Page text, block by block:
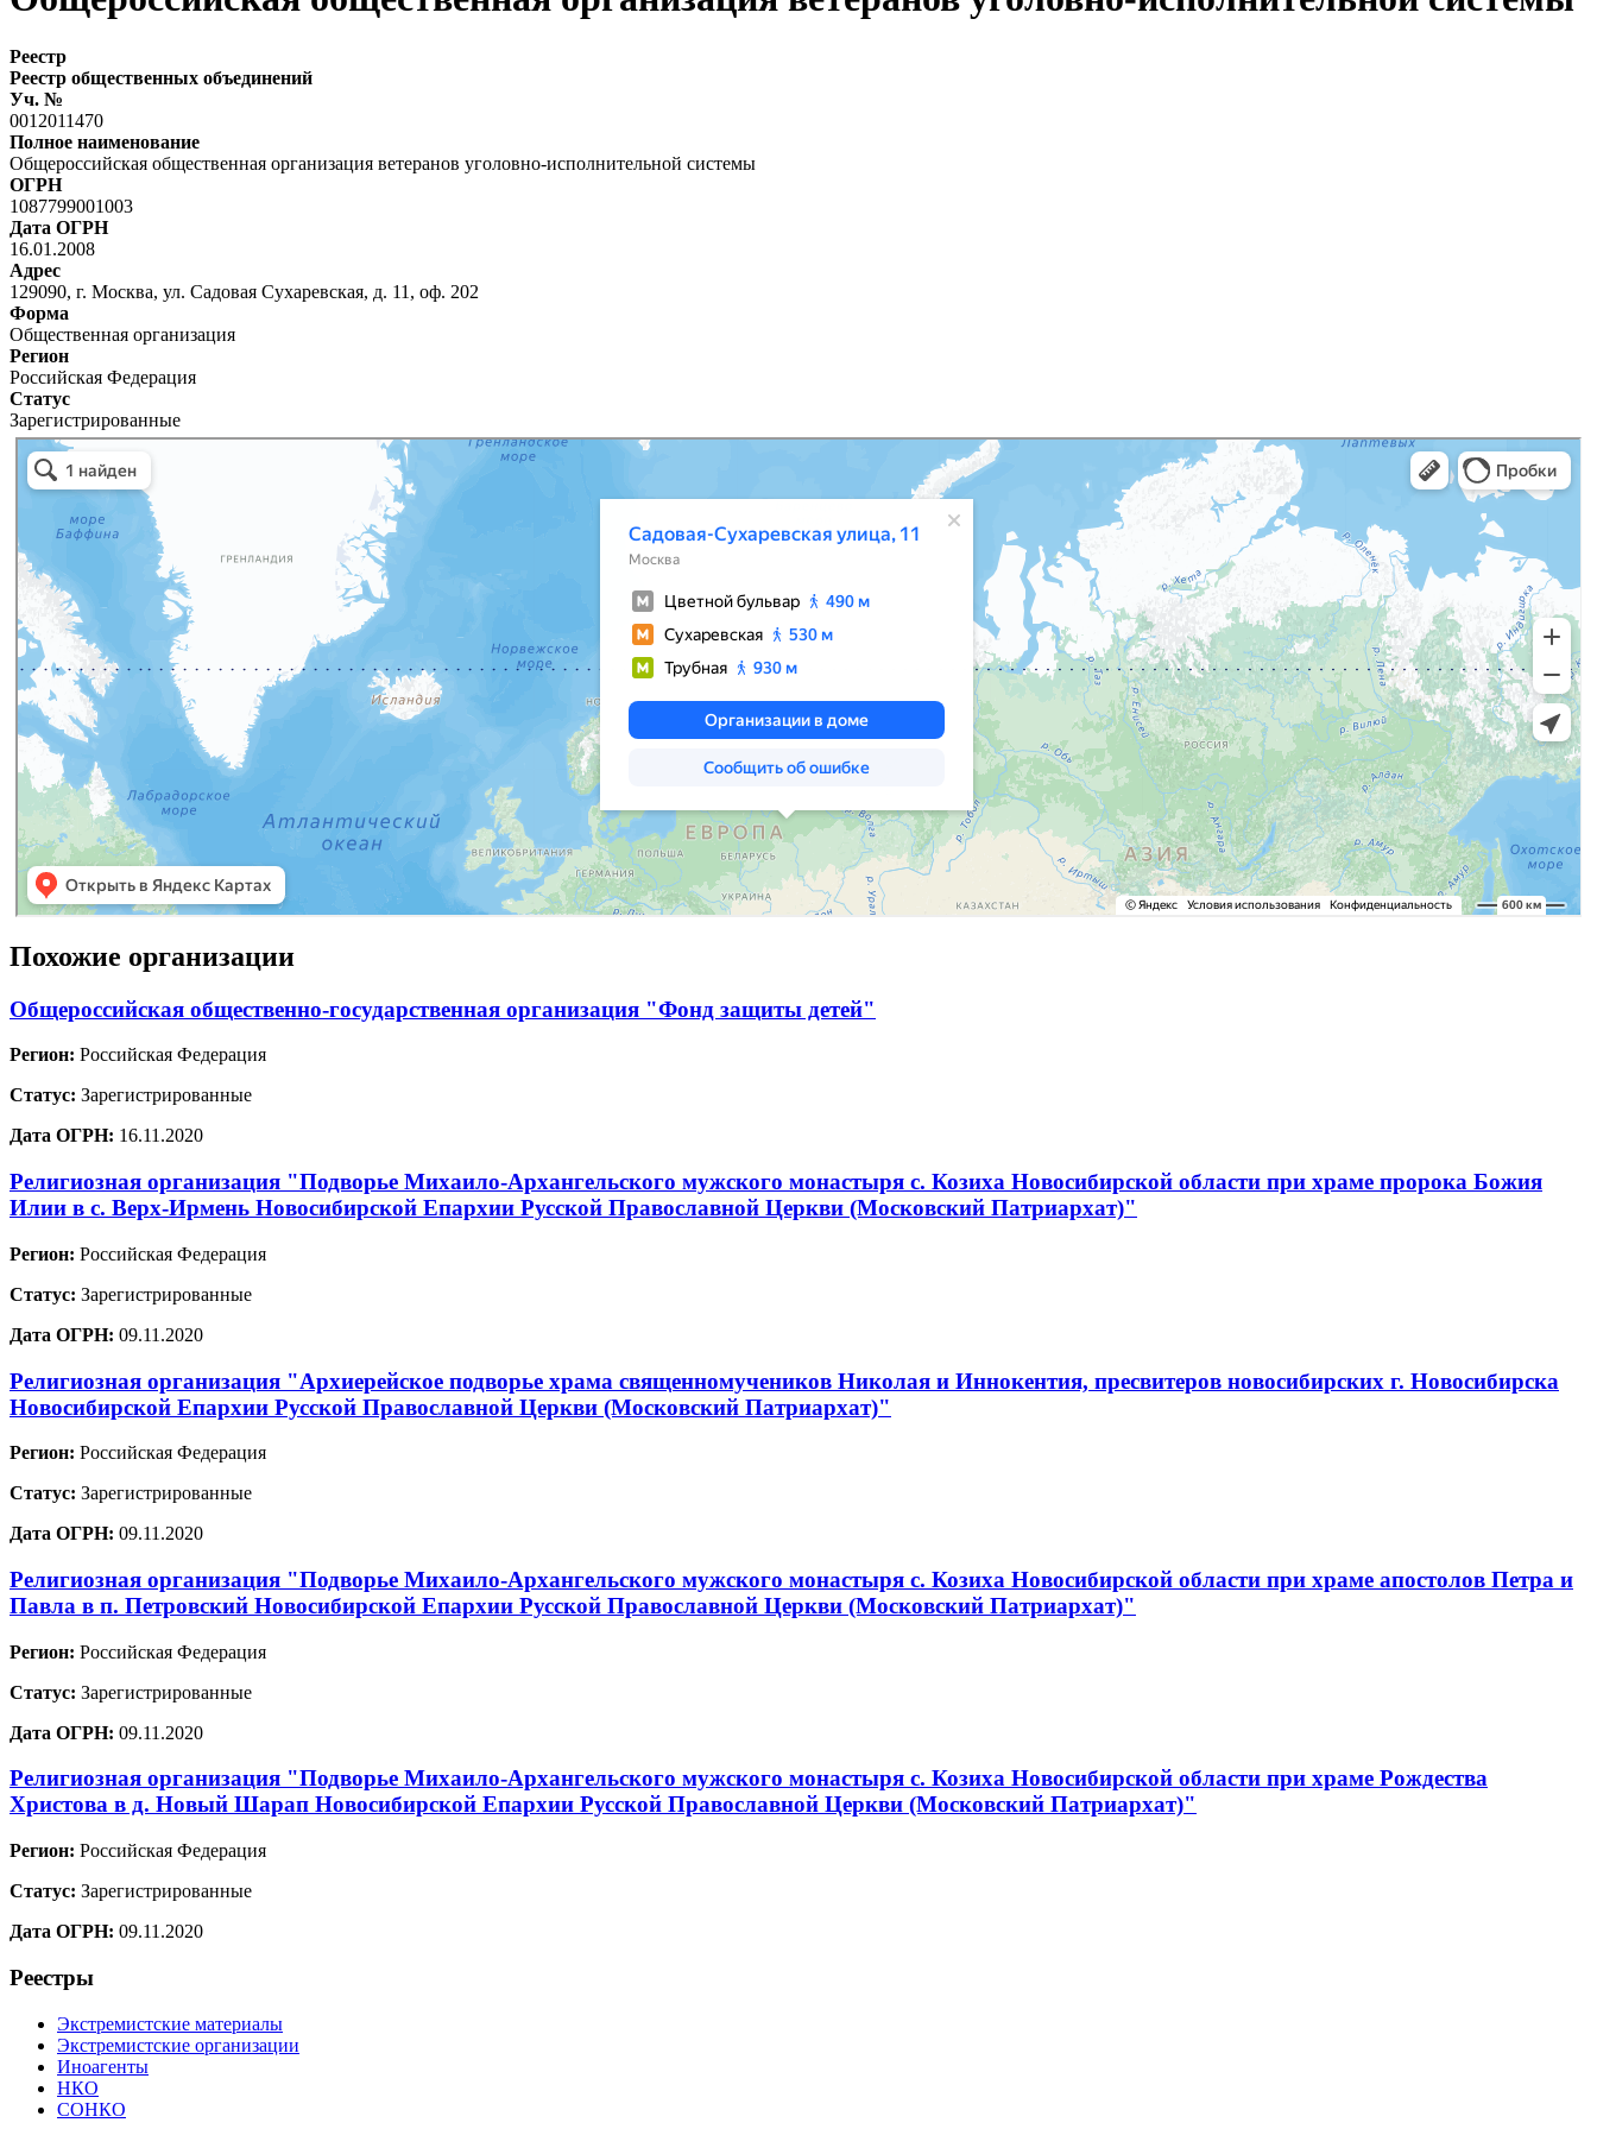
Реестр
Реестр общественных объединений
Уч. №
0012011470
Полное наименование
Общероссийская общественная организация ветеранов уголовно-исполнительной системы
ОГРН
1087799001003
Дата ОГРН
16.01.2008
Адрес
129090, г. Москва, ул. Садовая Сухаревская, д. 11, оф. 202
Форма
Общественная организация
Регион
Российская Федерация
Статус
Зарегистрированные
Похожие организации
Общероссийская общественно-государственная организация "Фонд защиты детей"
Регион: Российская Федерация
Статус: Зарегистрированные
Дата ОГРН: 16.11.2020
Религиозная организация "Подворье Михаило-Архангельского мужского монастыря с. Козиха Новосибирской области при храме пророка Божия
Илии в с. Верх-Ирмень Новосибирской Епархии Русской Православной Церкви (Московский Патриархат)"
Регион: Российская Федерация
Статус: Зарегистрированные
Дата ОГРН: 09.11.2020
Религиозная организация "Архиерейское подворье храма священномучеников Николая и Иннокентия, пресвитеров новосибирских г. Новосибирска
Новосибирской Епархии Русской Православной Церкви (Московский Патриархат)"
Регион: Российская Федерация
Статус: Зарегистрированные
Дата ОГРН: 09.11.2020
Религиозная организация "Подворье Михаило-Архангельского мужского монастыря с. Козиха Новосибирской области при храме апостолов Петра и
Павла в п. Петровский Новосибирской Епархии Русской Православной Церкви (Московский Патриархат)"
Регион: Российская Федерация
Статус: Зарегистрированные
Дата ОГРН: 09.11.2020
Религиозная организация "Подворье Михаило-Архангельского мужского монастыря с. Козиха Новосибирской области при храме Рождества
Христова в д. Новый Шарап Новосибирской Епархии Русской Православной Церкви (Московский Патриархат)"
Регион: Российская Федерация
Статус: Зарегистрированные
Дата ОГРН: 09.11.2020
Реестры
Экстремистские материалы
Экстремистские организации
Иноагенты
НКО
СОНКО